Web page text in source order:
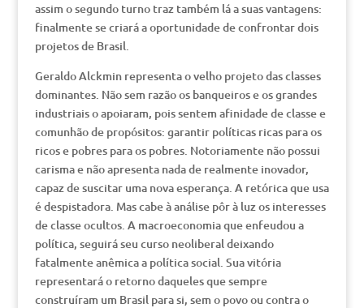
assim o segundo turno traz também lá a suas vantagens:
finalmente se criará a oportunidade de confrontar dois
projetos de Brasil.
Geraldo Alckmin representa o velho projeto das classes
dominantes. Não sem razão os banqueiros e os grandes
industriais o apoiaram, pois sentem afinidade de classe e
comunhão de propósitos: garantir políticas ricas para os
ricos e pobres para os pobres. Notoriamente não possui
carisma e não apresenta nada de realmente inovador,
capaz de suscitar uma nova esperança. A retórica que usa
é despistadora. Mas cabe à análise pôr à luz os interesses
de classe ocultos. A macroeconomia que enfeudou a
política, seguirá seu curso neoliberal deixando
fatalmente anêmica a política social. Sua vitória
representará o retorno daqueles que sempre
construíram um Brasil para si, sem o povo ou contra o